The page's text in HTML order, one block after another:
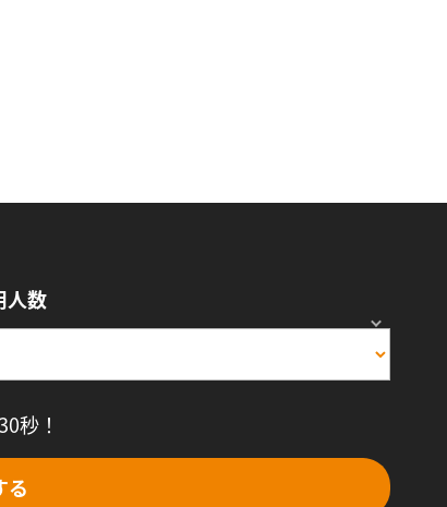
人数
秒！
る